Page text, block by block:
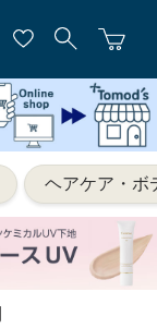
ヘアケア・ボ